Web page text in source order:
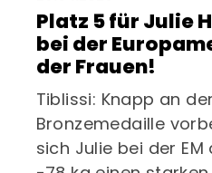
Platz 5 für Julie
bei der
der Frauen!
Tiblissi: Knapp an der
Bronzemedaille
sich Julie bei der EM